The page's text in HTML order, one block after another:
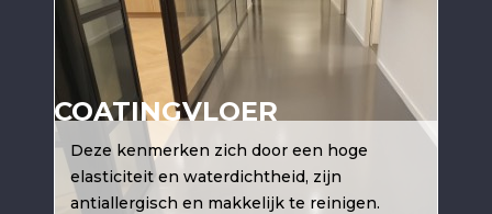
COATINGVLOER
Deze kenmerken zich door een hoge
elasticiteit en waterdichtheid, zijn
antiallergisch en makkelijk te reinigen.